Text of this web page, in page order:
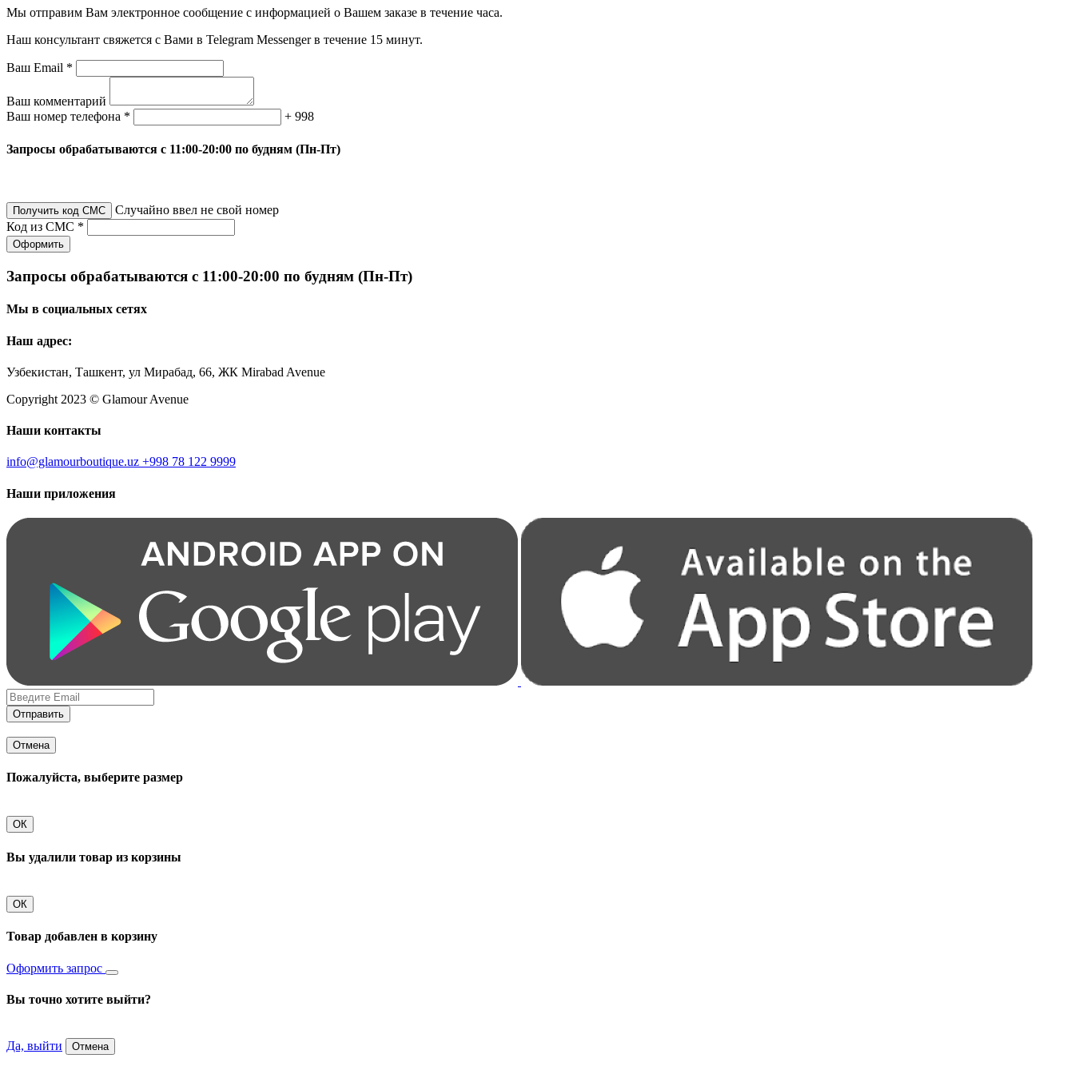
Мы отправим Вам электронное сообщение с информацией о Вашем заказе в течение часа.
Наш консультант свяжется с Вами в Telegram Messenger в течение 15 минут.
Ваш Email *
Ваш комментарий
Ваш номер телефона *
+ 998
Запросы обрабатываются с 11:00-20:00 по будням (Пн-Пт)
Получить код СМС
Случайно ввел не свой номер
Код из СМС *
Оформить
Запросы обрабатываются с 11:00-20:00 по будням (Пн-Пт)
Мы в социальных сетях
Наш адрес:
Узбекистан, Ташкент, ул Мирабад, 66, ЖК Mirabad Avenue
Copyright 2023 © Glamour Avenue
Наши контакты
info@glamourboutique.uz +998 78 122 9999
Наши приложения
Отправить
Отмена
Пожалуйста, выберите размер
ОК
Вы удалили товар из корзины
ОК
Товар добавлен в корзину
Оформить запрос
Вы точно хотите выйти?
Да, выйти Отмена